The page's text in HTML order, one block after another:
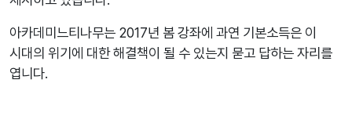
아카데미느티나무는 2017년 봄 강좌에 과연 기본소득은 이
시대의 위기에 대한 해결책이 될 수 있는지 묻고 답하는 자리를
엽니다.